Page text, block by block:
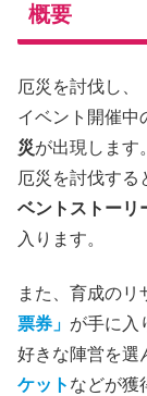
概要
厄災を討伐し、
イベント開催中
災が出現します。
厄災を討伐する
ベントストーリ
入ります。
また、育成の
票券」 が手に入
好きな陣営を選
ケット などが獲